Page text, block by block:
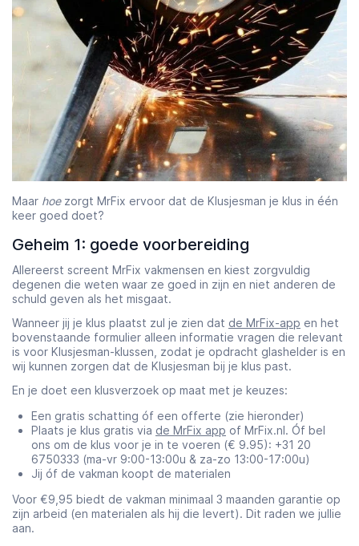
Maar hoezorgt MrFix ervoor dat de Klusjesman je klus in één
keer goed doet?
Geheim 1: goede voorbereiding
Allereerst screent MrFix vakmensen en kiest zorgvuldig
degenen die weten waar ze goed in zijn en niet anderen de
schuld geven als het misgaat.
Wanneer jij je klus plaatst zul je zien dat de MrFix-app en het
bovenstaande formulier alleen informatie vragen die relevant
is voor Klusjesman-klussen, zodat je opdracht glashelder is en
wij kunnen zorgen dat de Klusjesman bij je klus past.
En je doet een klusverzoek op maat met je keuzes:
Een gratis schatting óf een offerte (zie hieronder)
Plaats je klus gratis via de MrFix app of MrFix.nl. Óf bel
ons om de klus voor je in te voeren (€ 9.95): +31 20
6750333 (ma-vr 9:00-13:00u & za-zo 13:00-17:00u)
Jij óf de vakman koopt de materialen
Voor €9,95 biedt de vakman minimaal 3 maanden garantie op
zijn arbeid (en materialen als hij die levert). Dit raden we jullie
aan.
Starttijd
07:00
Eindtijd
23:00